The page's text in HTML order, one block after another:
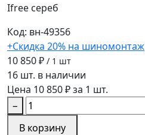
Ifree сереб
Код: вн-49356
+Скидка 20% на шиномонтаж
10 850 ₽ / 1 шт
16 шт. в наличии
Цена 10 850 ₽ за 1 шт.
−
В корзину